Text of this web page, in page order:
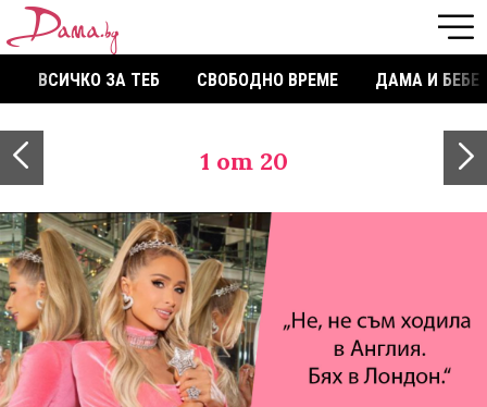
ВСИЧКО ЗА ТЕБ СВОБОДНО ВРЕМЕ ДАМА И БЕБЕ
1 от 20